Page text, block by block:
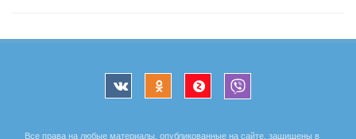
Все права на любые материалы, опубликованные на сайте, защищены в